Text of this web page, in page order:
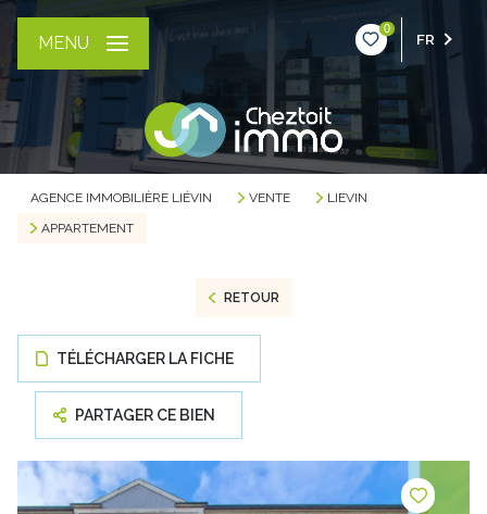
0
FR
MENU
AGENCE IMMOBILIÈRE LIÉVIN VENTE
LIEVIN
APPARTEMENT
RETOUR
TÉLÉCHARGER LA FICHE
PARTAGER CE BIEN